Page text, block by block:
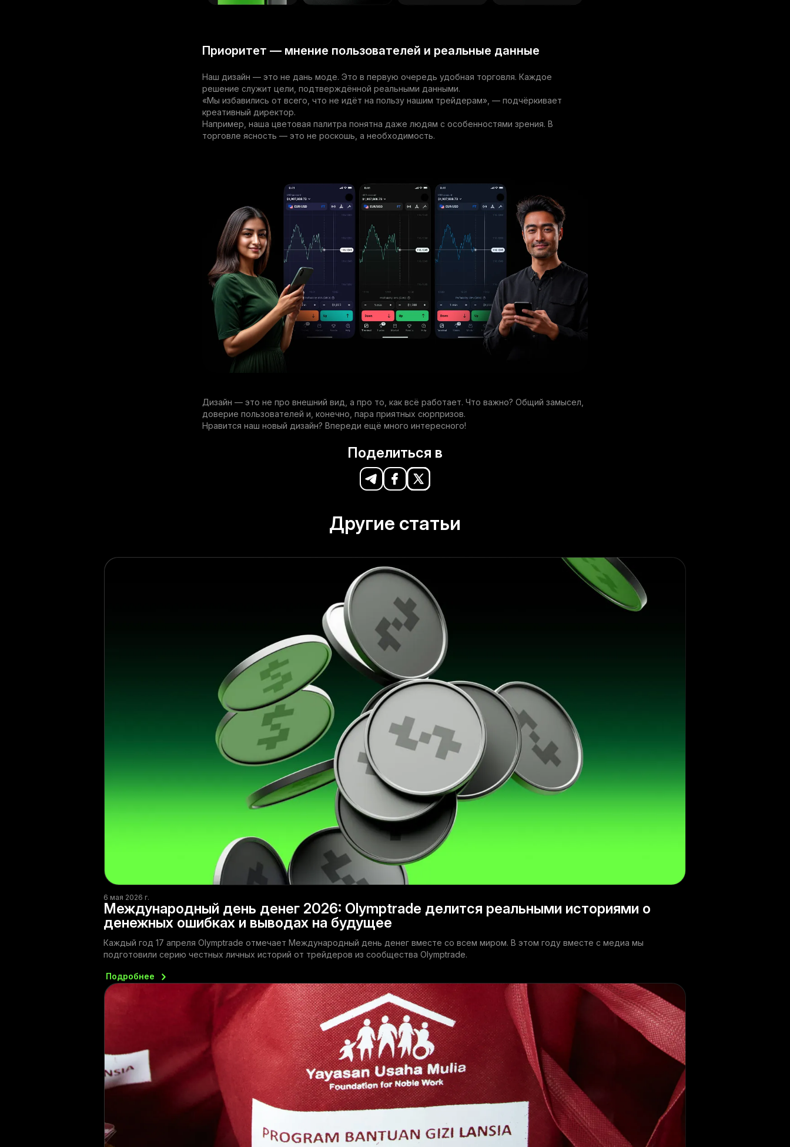
Приоритет — мнение пользователей и реальные данные
Наш дизайн — это не дань моде. Это в первую очередь удобная торговля. Каждое
решение служит цели, подтверждённой реальными данными.
«Мы избавились от всего, что не идёт на пользу нашим трейдерам», — подчёркивает
креативный директор.
Например, наша цветовая палитра понятна даже людям с особенностями зрения. В
торговле ясность — это не роскошь, а необходимость.
Дизайн — это не про внешний вид, а про то, как всё работает. Что важно? Общий замысел,
доверие пользователей и, конечно, пара приятных сюрпризов.
Нравится наш новый дизайн? Впереди ещё много интересного!
Поделиться в
Другие статьи
6 мая 2026 г.
Международный день денег 2026: Olymptrade делится реальными историями о
денежных ошибках и выводах на будущее
Каждый год 17 апреля Olymptrade отмечает Международный день денег вместе со всем миром. В этом году вместе с медиа мы
подготовили серию честных личных историй от трейдеров из сообщества Olymptrade.
Подробнее